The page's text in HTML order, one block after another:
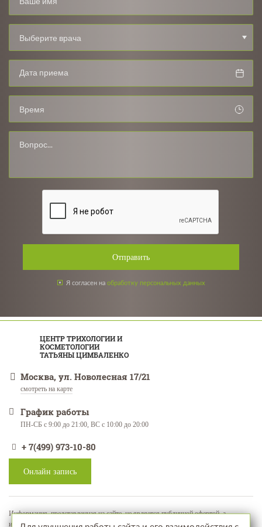
Выберите врача
Время
Отправить
Я согласен на обработку персональных данных
ЦЕНТР ТРИХОЛОГИИ И
КОСМЕТОЛОГИИ
ТАТЬЯНЫ ЦИМБАЛЕНКО
Москва, ул. Новолесная 17/21
смотреть на карте
График работы
ПН-СБ с 9:00 до 21:00, ВС с 10:00 до 20:00
+ 7(499) 973-10-80
Онлайн запись
Информация, представленная на сайте, не является публичной офертой, а
используется в качестве рекламно-информационных материалов